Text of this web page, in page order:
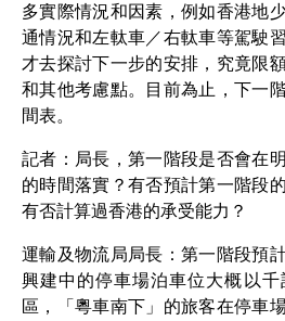
多實際情況和因素，例如香港地
通情況和左軚車／右軚車等駕駛
才去探討下一步的安排，究竟限
和其他考慮點。目前為止，下一
間表。
記者：局長，第一階段是否會在
的時間落實？有否預計第一階段
有否計算過香港的承受能力？
運輸及物流局局長：第一階段預
興建中的停車場泊車位大概以
區，「粵車南下」的旅客在停車